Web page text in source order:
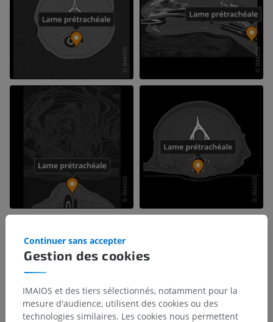
Gestion des cookies
Continuer sans accepter
IMAIOS et des tiers sélectionnés, notamment pour la
mesure d'audience, utilisent des cookies ou des
technologies similaires. Les cookies nous permettent